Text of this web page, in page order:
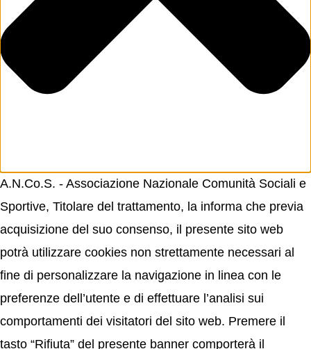
A.N.Co.S. - Associazione Nazionale Comunità Sociali e
Sportive, Titolare del trattamento, la informa che previa
acquisizione del suo consenso, il presente sito web
potrà utilizzare cookies non strettamente necessari al
fine di personalizzare la navigazione in linea con le
preferenze dell’utente e di effettuare l’analisi sui
comportamenti dei visitatori del sito web. Premere il
tasto “Rifiuta” del presente banner comporterà il